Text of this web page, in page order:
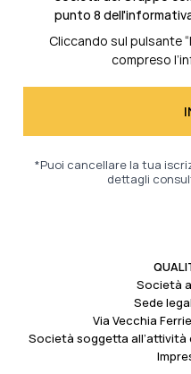
punto 8
Cliccando sul pulsante
compreso l’
*Puoi cancellare la tua
dettagli
Società
Sede
Via Vecchia
Società soggetta all’attività